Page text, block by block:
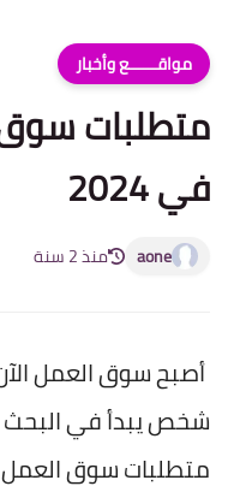
مواقــــــع وأخبار
متطلبات
في 2024
aone منذ 2 سنة
أصبح سوق العمل
شخص يبدأ في
متطلبات سوق